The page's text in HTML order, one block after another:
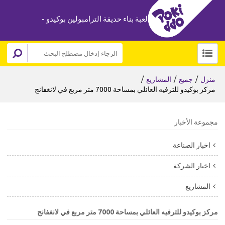
لعبة بناء حديقة الترامبولين بوكيدو -
منزل / جميع / المشاريع /
مركز بوكيدو للترفيه العائلي بمساحة 7000 متر مربع في لانغفانج
مجموعة الأخبار
اخبار الصناعة
اخبار الشركة
المشاريع
مركز بوكيدو للترفيه العائلي بمساحة 7000 متر مربع في لانغفانج